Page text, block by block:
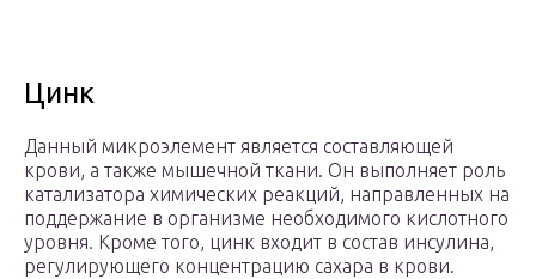
Цинк
Данный микроэлемент является составляющей
крови, а также мышечной ткани. Он выполняет роль
катализатора химических реакций, направленных на
поддержание в организме необходимого кислотного
уровня. Кроме того, цинк входит в состав инсулина,
регулирующего концентрацию сахара в крови.